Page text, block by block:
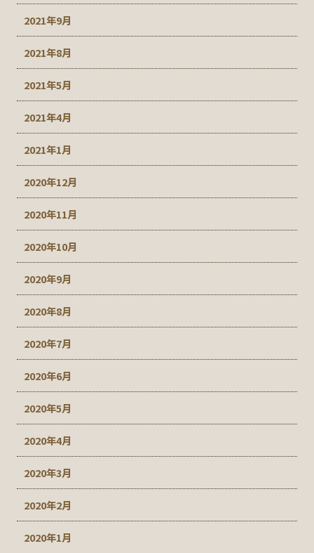
2021年9月
2021年8月
2021年5月
2021年4月
2021年1月
2020年12月
2020年11月
2020年10月
2020年9月
2020年8月
2020年7月
2020年6月
2020年5月
2020年4月
2020年3月
2020年2月
2020年1月